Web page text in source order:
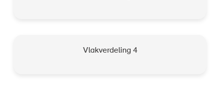
Vlakverdeling 4